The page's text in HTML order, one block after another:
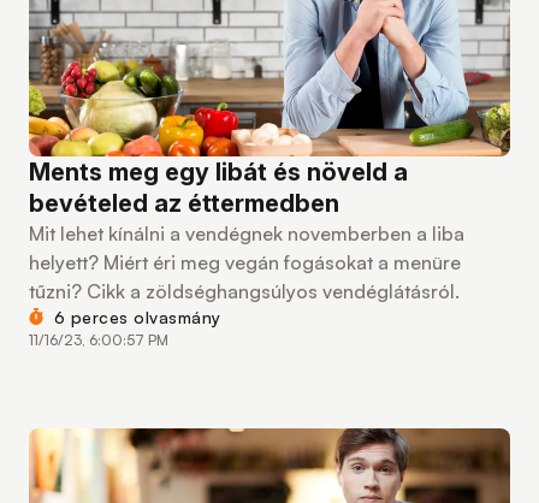
Ments meg egy libát és növeld a
bevételed az éttermedben
Mit lehet kínálni a vendégnek novemberben a liba
helyett? Miért éri meg vegán fogásokat a menüre
tűzni? Cikk a zöldséghangsúlyos vendéglátásról.
6 perces olvasmány
11/16/23, 6:00:57 PM